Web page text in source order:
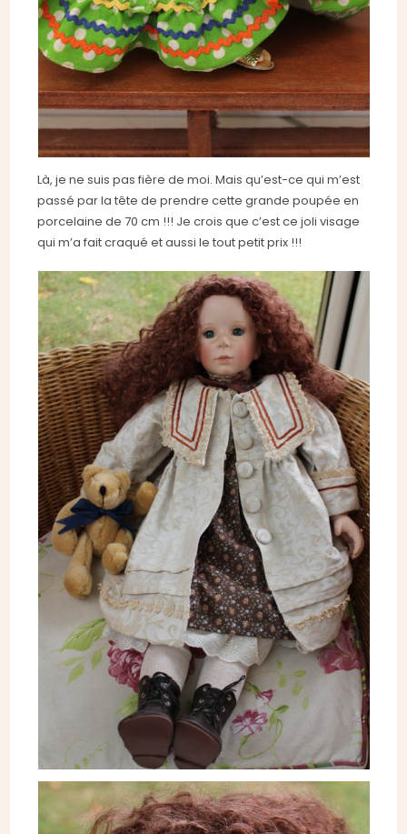
Là, je ne suis pas fière de moi. Mais qu’est-ce qui m’est
passé par la tête de prendre cette grande poupée en
porcelaine de 70 cm !!! Je crois que c’est ce joli visage
qui m’a fait craqué et aussi le tout petit prix !!!